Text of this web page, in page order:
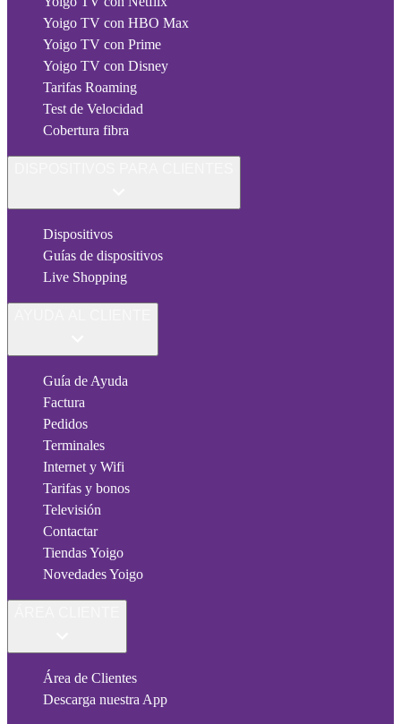
Yoigo TV con HBO Max
Yoigo TV con Prime
Yoigo TV con Disney
Tarifas Roaming
Test de Velocidad
Cobertura fibra
Dispositivos
Guías de dispositivos
Live Shopping
Guía de Ayuda
Factura
Pedidos
Terminales
Internet y Wifi
Tarifas y bonos
Televisión
Contactar
Tiendas Yoigo
Novedades Yoigo
Área de Clientes
Descarga nuestra App